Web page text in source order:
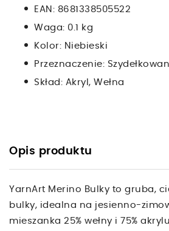
EAN: 8681338505522
Waga: 0.1 kg
Kolor: Niebieski
Przeznaczenie:
Skład: Akryl, Wełna
Opis produktu
YarnArt Merino Bulky to gruba,
bulky, idealna na jesienno-
mieszanka 25% wełny i 75%